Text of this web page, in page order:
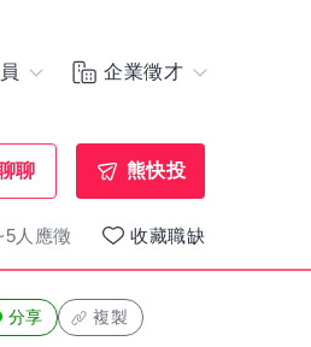
企業徵才
聊 熊快投
人應徵 收藏職缺
分享 複製